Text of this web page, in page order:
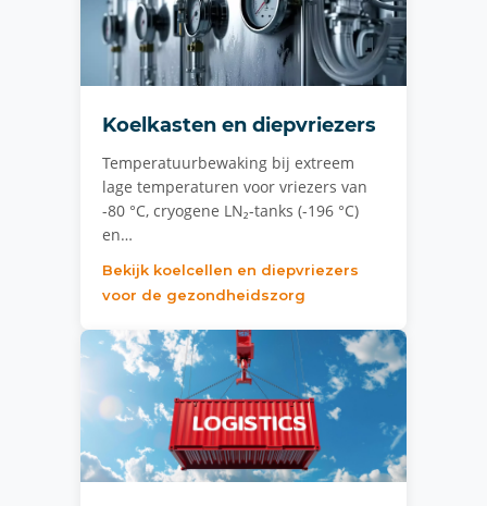
Koelkasten en diepvriezers
Temperatuurbewaking bij extreem
lage temperaturen voor vriezers van
-80 °C, cryogene LN₂-tanks (-196 °C)
en…
Bekijk koelcellen en diepvriezers
voor de gezondheidszorg